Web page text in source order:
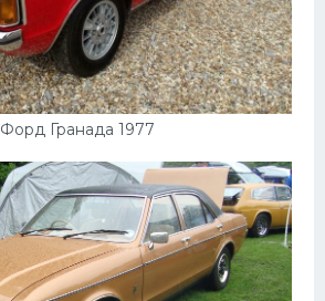
Форд Гранада 1977